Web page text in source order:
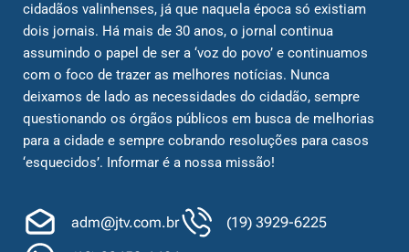
cidadãos valinhenses, já que naquela época só existiam
dois jornais. Há mais de 30 anos, o jornal continua
assumindo o papel de ser a ‘voz do povo’ e continuamos
com o foco de trazer as melhores notícias. Nunca
deixamos de lado as necessidades do cidadão, sempre
questionando os órgãos públicos em busca de melhorias
para a cidade e sempre cobrando resoluções para casos
‘esquecidos’. Informar é a nossa missão!
adm@jtv.com.br
(19) 3929-6225